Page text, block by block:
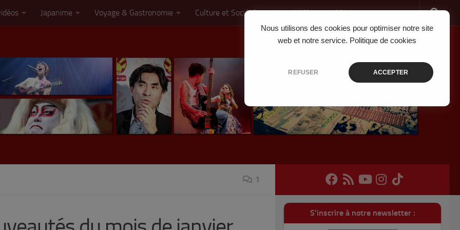
Nous utilisons des cookies pour optimiser notre site
web et notre service. Politique de cookies
REFUSER ACCEPTER
Japanime Voyage & Gastronomie Culture et Société Jeux Vidéo Musique
1
S'inscrire à notre newsletter :